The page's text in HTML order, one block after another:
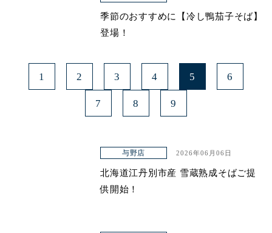
季節のおすすめに【冷し鴨茄子そば】
登場！
1 2 3 4 5 6
7 8 9
与野店 2026年06月06日
北海道江丹別市産 雪蔵熟成そばご提
供開始！